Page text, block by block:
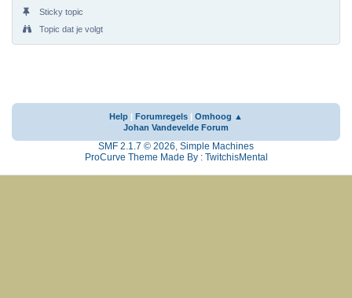
Sticky topic
Topic dat je volgt
Help | Forumregels | Omhoog ▲
Johan Vandevelde Forum
SMF 2.1.7 © 2026, Simple Machines
ProCurve Theme Made By : TwitchisMental